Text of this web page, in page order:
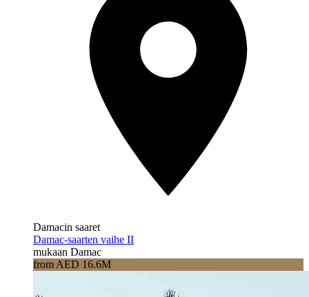
Damacin saaret
Damac-saarten vaihe II
mukaan Damac
from AED 16.6M